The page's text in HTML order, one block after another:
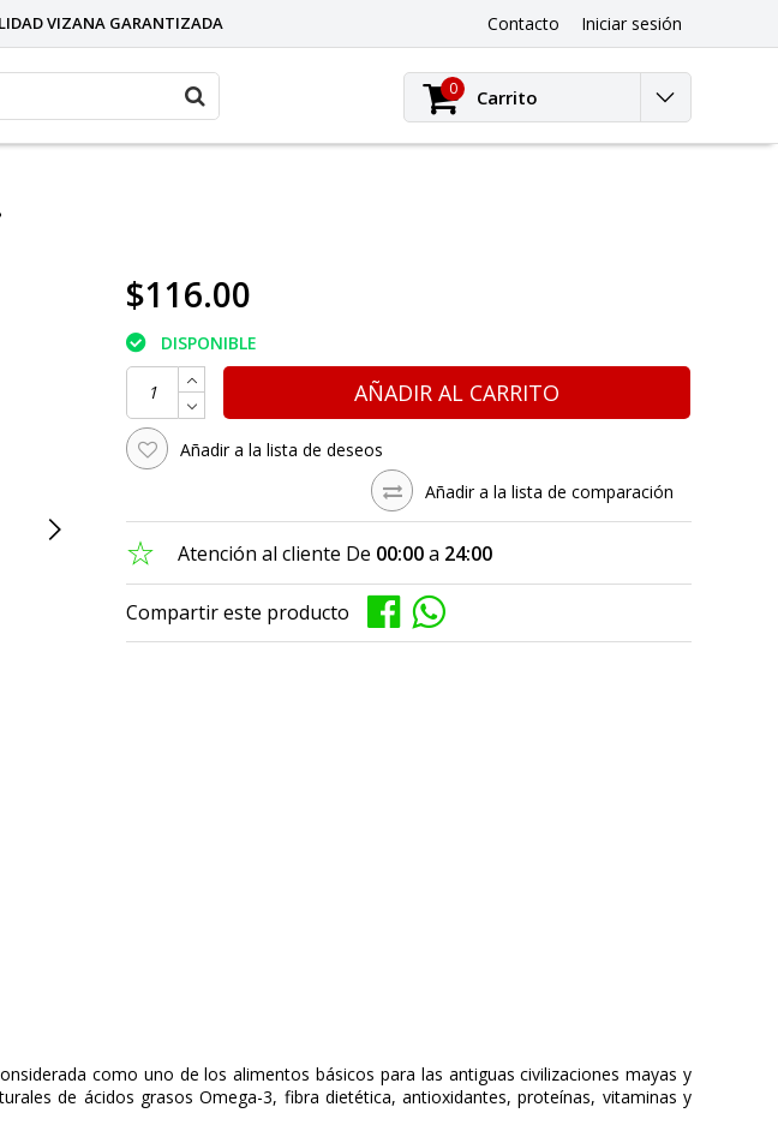
VIZANA GARANTIZADA Contacto Iniciar sesión
0 Carrito
$116.00
DISPONIBLE
AÑADIR AL CARRITO
Añadir a la lista de deseos
Añadir a la lista de comparación
Atención al cliente De 00:00a 24:00
Compartir este producto
como uno de los alimentos básicos para las antiguas civilizaciones mayas y
de ácidos grasos Omega-3, fibra dietética, antioxidantes, proteínas, vitaminas y